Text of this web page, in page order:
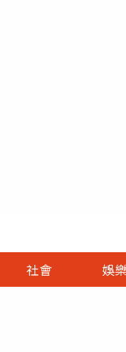
社會 娛樂
財經首頁
熱線
政